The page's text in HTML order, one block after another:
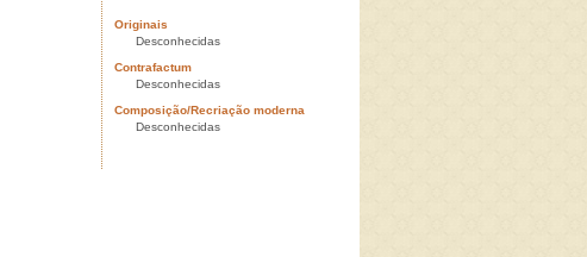
Originais
Desconhecidas
Contrafactum
Desconhecidas
Composição/Recriação moderna
Desconhecidas